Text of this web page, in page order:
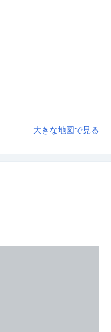
大きな地図で見る